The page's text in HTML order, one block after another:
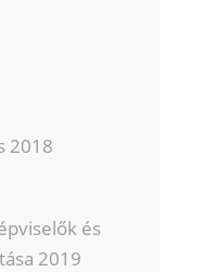
2018
és
2019